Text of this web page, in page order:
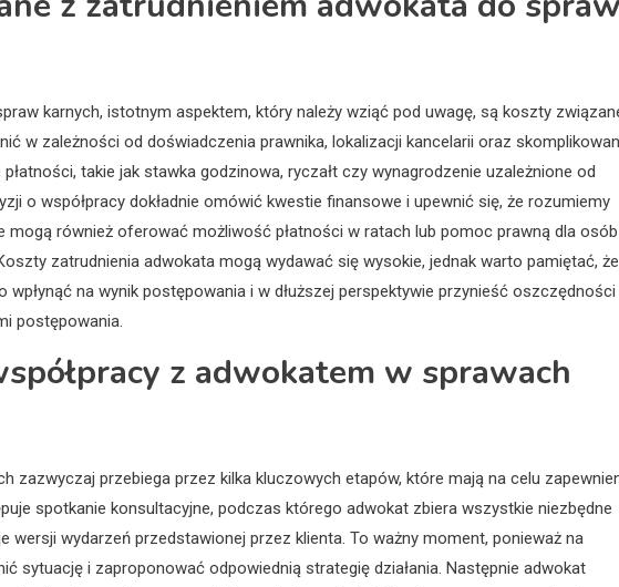
karnych, istotnym aspektem, który należy wziąć pod uwagę, są koszty
w zależności od doświadczenia prawnika, lokalizacji kancelarii oraz
takie jak stawka godzinowa, ryczałt czy wynagrodzenie uzależnione od
o współpracy dokładnie omówić kwestie finansowe i upewnić się, że rozumiemy
mogą również oferować możliwość płatności w ratach lub pomoc prawną dla
zatrudnienia adwokata mogą wydawać się wysokie, jednak warto pamiętać, że
na wynik postępowania i w dłuższej perspektywie przynieść oszczędności
postępowania.
z adwokatem w sprawach
zazwyczaj przebiega przez kilka kluczowych etapów, które mają na celu
spotkanie konsultacyjne, podczas którego adwokat zbiera wszystkie niezbędne
wersji wydarzeń przedstawionej przez klienta. To ważny moment, ponieważ na
sytuację i zaproponować odpowiednią strategię działania. Następnie adwokat